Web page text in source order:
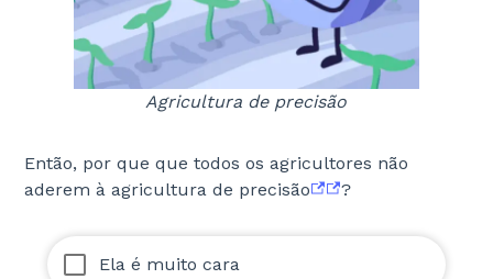
Agricultura de precisão
Então, por que que todos os agricultores não
aderem à agricultura de precisão
?
Ela é muito cara